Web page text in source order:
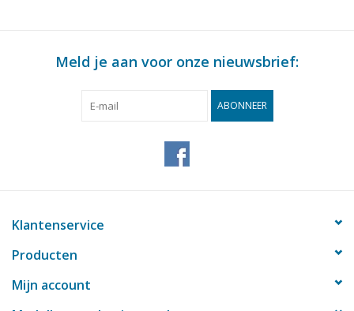
Meld je aan voor onze nieuwsbrief:
ABONNEER
Klantenservice
Producten
Mijn account